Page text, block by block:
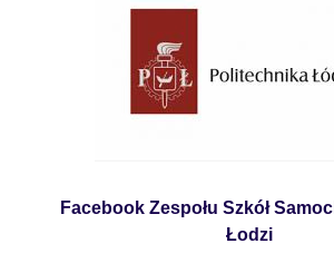
Facebook Zespołu Szkół
Łodzi